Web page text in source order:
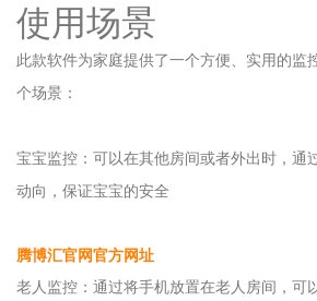
使用场景
此款软件为家庭提供了一个方便、实用的监
个场景：
宝宝监控：可以在其他房间或者外出时，通
动向，保证宝宝的安全
腾博汇官网官方网址
老人监控：通过将手机放置在老人房间，可